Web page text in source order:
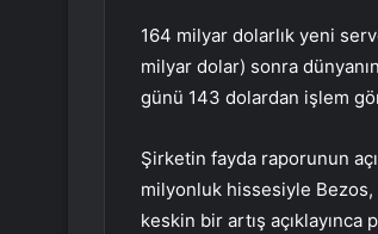
164 milyar dolarlık yeni
milyar dolar) sonra
günü 143 dolardan işlem
Şirketin fayda raporunun
milyonluk hissesiyle Bezos,
keskin bir artış açıklayınca